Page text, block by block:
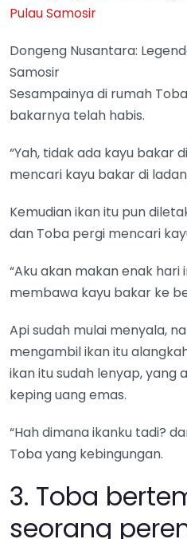
Dongeng Nusantara:
Samosir
Sesampainya di rumah
bakarnya telah habis.
“Yah, tidak ada kayu bakar
mencari kayu bakar di
Kemudian ikan itu pun
dan Toba pergi mencari
“Aku akan makan enak hari
membawa kayu bakar ke
Api sudah mulai menyala,
mengambil ikan itu
ikan itu sudah lenyap, yang
keping uang emas.
“Hah dimana ikanku tadi?
Toba yang kebingungan.
3. Toba
seorang